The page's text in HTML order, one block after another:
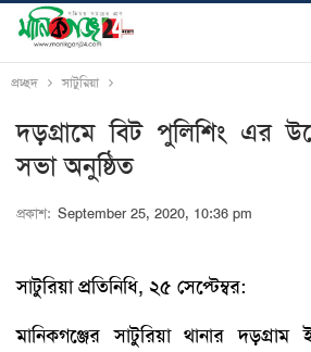
প্রচ্ছদ সাটুরিয়া
দড়গ্রামে বিট পুলিশিং এর
সভা অনুষ্ঠিত
প্রকাশ: September 25, 2020, 10:36 pm
সাটুরিয়া প্রতিনিধি, ২৫ সেপ্টেম্বর:
মানিকগঞ্জের সাটুরিয়া থানার